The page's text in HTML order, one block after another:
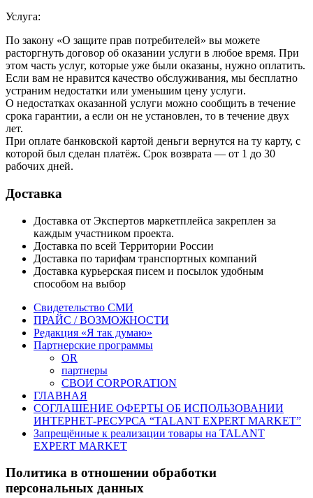
Услуга:
По закону «О защите прав потребителей» вы можете
расторгнуть договор об оказании услуги в любое время. При
этом часть услуг, которые уже были оказаны, нужно оплатить.
Если вам не нравится качество обслуживания, мы бесплатно
устраним недостатки или уменьшим цену услуги.
О недостатках оказанной услуги можно сообщить в течение
срока гарантии, а если он не установлен, то в течение двух
лет.
При оплате банковской картой деньги вернутся на ту карту, с
которой был сделан платёж. Срок возврата — от 1 до 30
рабочих дней.
Доставка
Доставка от Экспертов маркетплейса закреплен за
каждым участником проекта.
Доставка по всей Территории России
Доставка по тарифам транспортных компаний
Доставка курьерская писем и посылок удобным
способом на выбор
Свидетельство СМИ
ПРАЙС / ВОЗМОЖНОСТИ
Редакция «Я так думаю»
Партнерские программы
OR
партнеры
СВОИ CORPORATION
ГЛАВНАЯ
СОГЛАШЕНИЕ ОФЕРТЫ ОБ ИСПОЛЬЗОВАНИИ
ИНТЕРНЕТ-РЕСУРСА “TALANT EXPERT MARKET”
Запрещённые к реализации товары на TALANT
EXPERT MARKET
Политика в отношении обработки
персональных данных